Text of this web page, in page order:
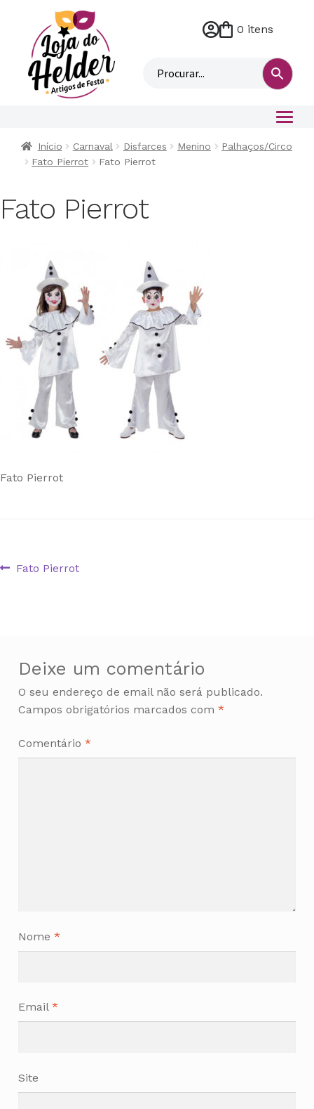
M
n
0 itens
Início Carnaval Disfarces Menino
Palhaços/Circo
Fato Pierrot
Fato Pierrot
Fato Pierrot
Fato Pierrot
Navegação
Artigo
Fato Pierrot
Deixe um comentário
O seu endereço de email não será publicado.
Campos obrigatórios marcados com *
Comentário *
Nome *
Email *
Site